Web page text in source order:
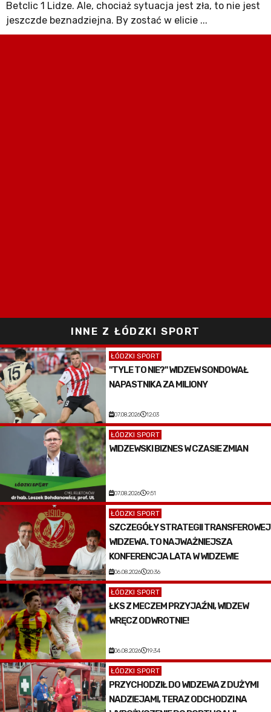
Betclic 1 Lidze. Ale, chociaż sytuacja jest zła, to nie jest
jeszczde beznadziejna. By zostać w elicie ...
INNE Z ŁÓDZKI SPORT
ŁÓDZKI SPORT
"TYLE TO NIE?" WIDZEW SONDOWAŁ
NAPASTNIKA ZA MILIONY
07.08.2026 12:03
ŁÓDZKI SPORT
WIDZEWSKI BIZNES W CZASIE ZMIAN
07.08.2026 9:51
ŁÓDZKI SPORT
SZCZEGÓŁY STRATEGII TRANSFEROWEJ
WIDZEWA. TO NAJWAŻNIEJSZA
KONFERENCJA LATA W WIDZEWIE
06.08.2026 20:36
ŁÓDZKI SPORT
ŁKS Z MECZEM PRZYJAŹNI, WIDZEW
WRĘCZ ODWROTNIE!
06.08.2026 19:34
ŁÓDZKI SPORT
PRZYCHODZIŁ DO WIDZEWA Z DUŻYMI
NADZIEJAMI, TERAZ ODCHODZI NA